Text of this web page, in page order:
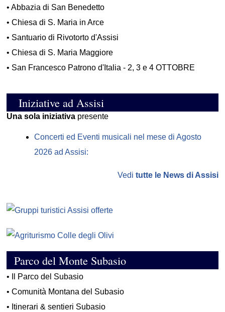
•Abbazia di San Benedetto
•Chiesa di S. Maria in Arce
• Santuario di Rivotorto d'Assisi
•Chiesa di S. Maria Maggiore
• San Francesco Patrono d'Italia - 2, 3 e 4 OTTOBRE
Iniziative ad Assisi
Una sola iniziativa presente
Concerti ed Eventi musicali nel mese di Agosto
2026 ad Assisi:
Vedi tutte le News di Assisi
Parco del Monte Subasio
•
Il Parco del Subasio
•Comunità Montana del Subasio
• Itinerari & sentieri Subasio